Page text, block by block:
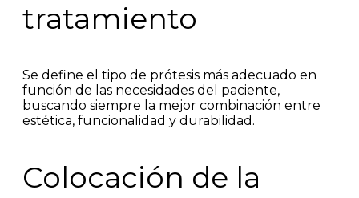
tratamiento
Se define el tipo de prótesis más adecuado en
función de las necesidades del paciente,
buscando siempre la mejor combinación entre
estética, funcionalidad y durabilidad.
Colocación de la